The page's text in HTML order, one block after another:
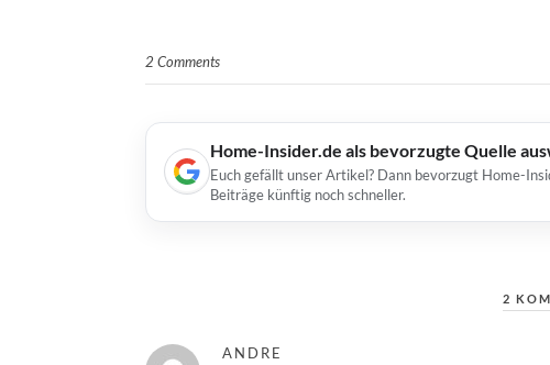
2 Comments
Home-Insider.de als bevorzugte Quelle
Euch gefällt unser Artikel? Dann bevorzugt Home-
Beiträge künftig noch schneller.
2
ANDRE